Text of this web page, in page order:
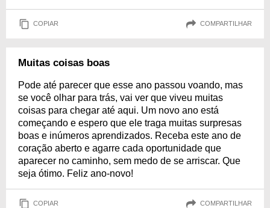
COPIAR COMPARTILHAR
Muitas coisas boas
Pode até parecer que esse ano passou voando, mas
se você olhar para trás, vai ver que viveu muitas
coisas para chegar até aqui. Um novo ano está
começando e espero que ele traga muitas surpresas
boas e inúmeros aprendizados. Receba este ano de
coração aberto e agarre cada oportunidade que
aparecer no caminho, sem medo de se arriscar. Que
seja ótimo. Feliz ano-novo!
COPIAR COMPARTILHAR